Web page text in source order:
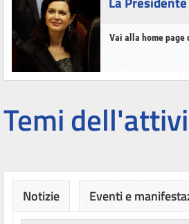
Vai alla home page
Temi
Notizie Eventi e